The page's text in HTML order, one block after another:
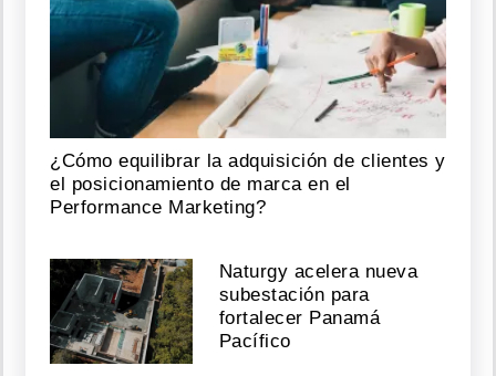
¿Cómo equilibrar la adquisición de clientes y
el posicionamiento de marca en el
Performance Marketing?
Naturgy acelera nueva
subestación para
fortalecer Panamá
Pacífico